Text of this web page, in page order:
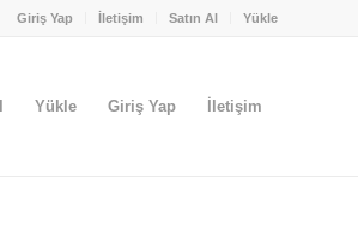
Giriş Yap İletişim Satın Al Yükle
Yükle Giriş Yap İletişim